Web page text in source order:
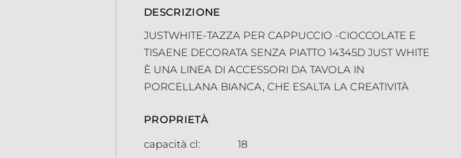
DESCRIZIONE
JUSTWHITE-TAZZA PER CAPPUCCIO -CIOCCOLATE E
TISAENE DECORATA SENZA PIATTO 14345D JUST WHITE
È UNA LINEA DI ACCESSORI DA TAVOLA IN
PORCELLANA BIANCA, CHE ESALTA LA CREATIVITÀ
PROPRIETÀ
capacità cl:
18